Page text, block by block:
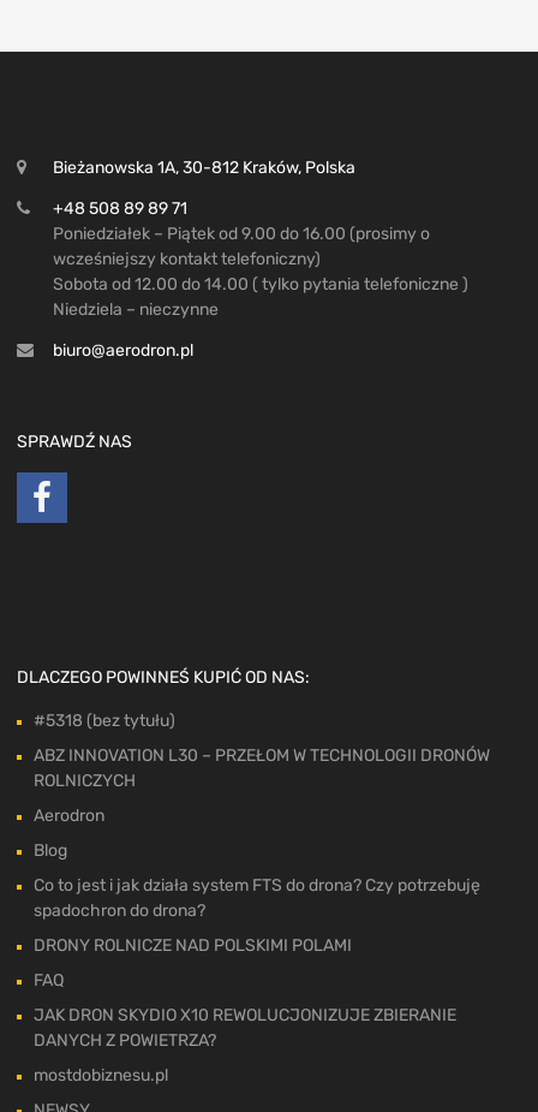
Bieżanowska 1A, 30-812 Kraków, Polska
+48 508 89 89 71
Poniedziałek – Piątek od 9.00 do 16.00 (prosimy o
wcześniejszy kontakt telefoniczny)
Sobota od 12.00 do 14.00 ( tylko pytania telefoniczne )
Niedziela – nieczynne
biuro@aerodron.pl
SPRAWDŹ NAS
DLACZEGO POWINNEŚ KUPIĆ OD NAS:
#5318 (bez tytułu)
ABZ INNOVATION L30 – PRZEŁOM W TECHNOLOGII DRONÓW
ROLNICZYCH
Aerodron
Blog
Co to jest i jak działa system FTS do drona? Czy potrzebuję
spadochron do drona?
DRONY ROLNICZE NAD POLSKIMI POLAMI
FAQ
JAK DRON SKYDIO X10 REWOLUCJONIZUJE ZBIERANIE
DANYCH Z POWIETRZA?
mostdobiznesu.pl